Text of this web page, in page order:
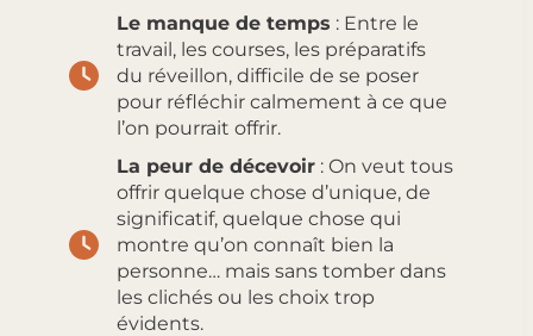
Le manque de temps : Entre le
travail, les courses, les préparatifs
du réveillon, difficile de se poser
pour réfléchir calmement à ce que
l’on pourrait offrir.
La peur de décevoir : On veut tous
offrir quelque chose d’unique, de
significatif, quelque chose qui
montre qu’on connaît bien la
personne… mais sans tomber dans
les clichés ou les choix trop
évidents.